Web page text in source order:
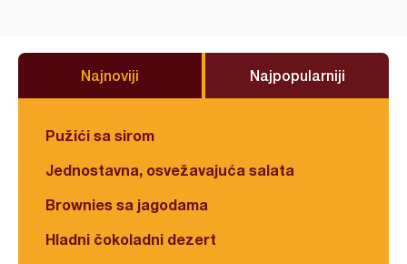
Najnoviji Najpopularniji
Pužići sa sirom
Jednostavna, osvežavajuća salata
Brownies sa jagodama
Hladni čokoladni dezert